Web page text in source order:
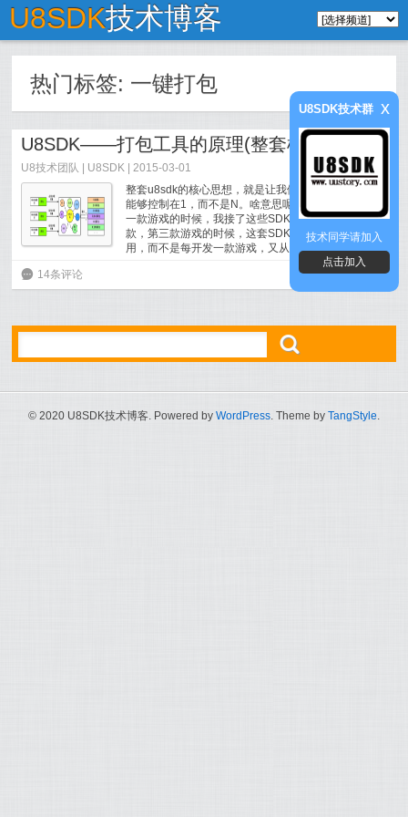
U8SDK技术博客
热门标签: 一键打包
U8技术团队 U8SDK | 2015-03-01
整套u8sdk的核心思想，就是让我们的SDK接入成本，
能够控制在1，而不是N。啥意思呢？就是，我开发第
一款游戏的时候，我接了这些SDK，当我开发第二
款，第三款游戏的时候，这套SDK可以尽可能的复
用，而不是每开发一款游戏，又从头去接各个渠道
6 14条评论
ő
© 2020 U8SDK技术博客. Powered by WordPress. Theme by TangStyle.
U8SDK技术群 x
技术同学请加入
点击加入